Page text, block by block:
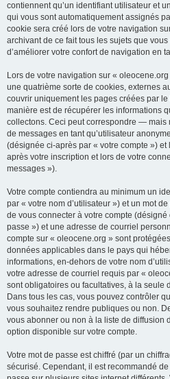
contiennent qu’un identifiant utilisateur et
qui vous sont automatiquement assignés
cookie sera créé lors de votre navigation
archivant de ce fait tous les sujets que
d’améliorer votre confort de navigation en
Lors de votre navigation sur «
une quatrième sorte de cookies, externes
couvrir uniquement les pages créées par
manière est de récupérer les informations
collectons. Ceci peut correspondre — mais
de messages en tant qu’utilisateur
(désignée ci-après par « votre compte »)
après votre inscription et lors de votre
messages »).
Votre compte contiendra au minimum un
par « votre nom d’utilisateur ») et un mot
de vous connecter à votre compte
passe ») et une adresse de courriel
compte sur « oleocene.org » sont
données applicables dans le pays qui
informations, en-dehors de votre nom
votre adresse de courriel requis par «
sont obligatoires ou facultatives, à la seule
Dans tous les cas, vous pouvez contrôler
vous souhaitez rendre publiques ou non.
vous abonner ou non à la liste de diffusion
option disponible sur votre compte.
Votre mot de passe est chiffré (par un
sécurisé. Cependant, il est recommandé